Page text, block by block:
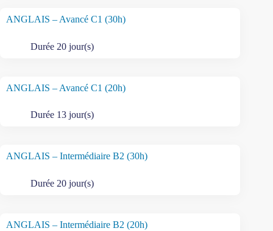
ANGLAIS – Avancé C1 (30h)
Durée 20 jour(s)
ANGLAIS – Avancé C1 (20h)
Durée 13 jour(s)
ANGLAIS – Intermédiaire B2 (30h)
Durée 20 jour(s)
ANGLAIS – Intermédiaire B2 (20h)